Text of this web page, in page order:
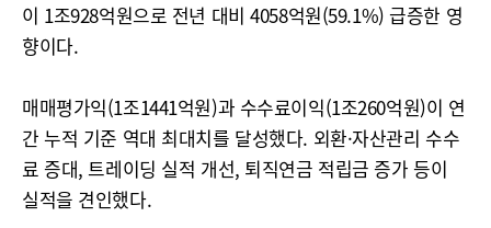
이 1조928억원으로 전년 대비 4058억원(59.1%) 급증한 영
향이다.
매매평가익(1조1441억원)과 수수료이익(1조260억원)이 연
간 누적 기준 역대 최대치를 달성했다. 외환·자산관리 수수
료 증대, 트레이딩 실적 개선, 퇴직연금 적립금 증가 등이
실적을 견인했다.